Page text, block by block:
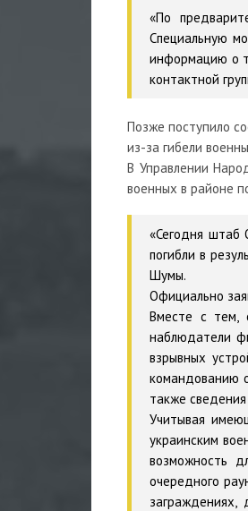
«По
Специальную
информацию о
контактной
Позже поступило
из-за гибели
В Управлении
военных в районе
«Сегодня штаб
погибли в
Шумы.
Официально
Вместе с тем,
наблюдатели
взрывных
командованию
также
Учитывая
украинским
возможность
очередного